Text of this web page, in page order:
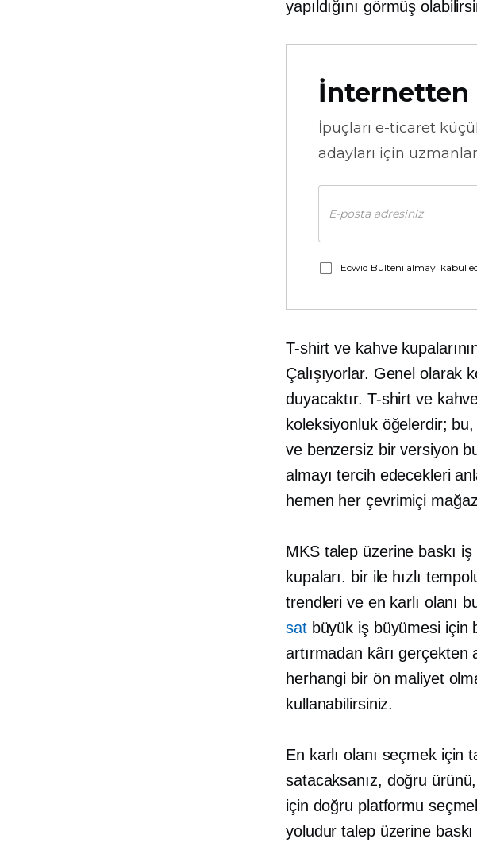
yapıldığını görmüş
İnternetten
İpuçları e-ticaret
adayları için
Ecwid Bülteni almayı kabul
T-shirt ve kahve
Çalışıyorlar. Genel olarak
duyacaktır. T-shirt ve
koleksiyonluk öğelerdir;
ve benzersiz bir versiyon
almayı tercih edecekleri
hemen her çevrimiçi
MKS talep üzerine baskı iş
kupaları. bir ile hızlı
trendleri ve en karlı olanı
satbüyük iş büyümesi için
artırmadan kârı
herhangi bir ön maliyet
kullanabilirsiniz.
En karlı olanı seçmek için
satacaksanız, doğru
için doğru platformu
yoludurtalep üzerine baskı